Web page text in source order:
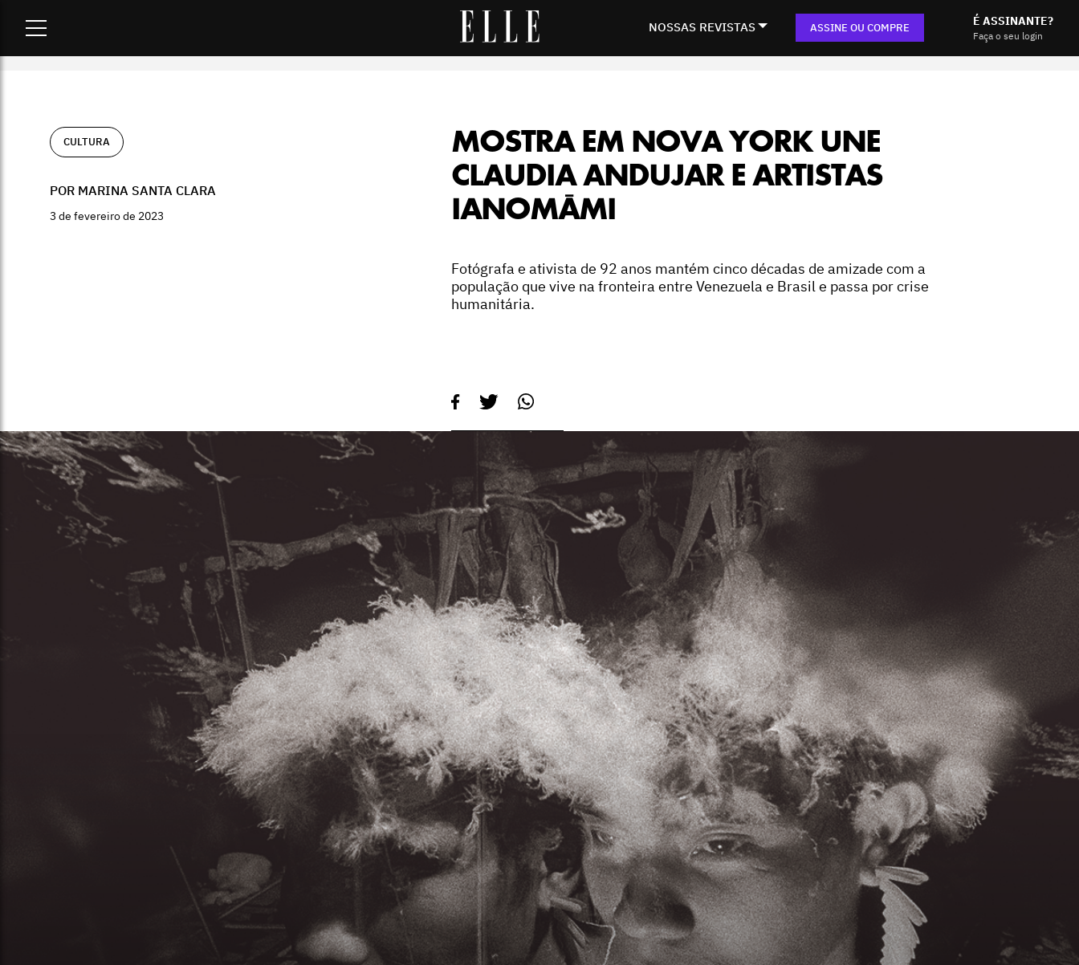
NOSSAS REVISTAS ASSINE OU COMPRE É ASSINANTE?
Faça o seu login
Mostra em Nova York une Claudia Andujar e artistas ianomâmi
CULTURA
MOSTRA EM NOVA YORK UNE
CLAUDIA ANDUJAR E ARTISTAS
IANOMÂMI
Fotógrafa e ativista de 92 anos mantém cinco décadas de amizade com a
população que vive na fronteira entre Venezuela e Brasil e passa por crise
humanitária.
POR MARINA SANTA CLARA
3 de fevereiro de 2023